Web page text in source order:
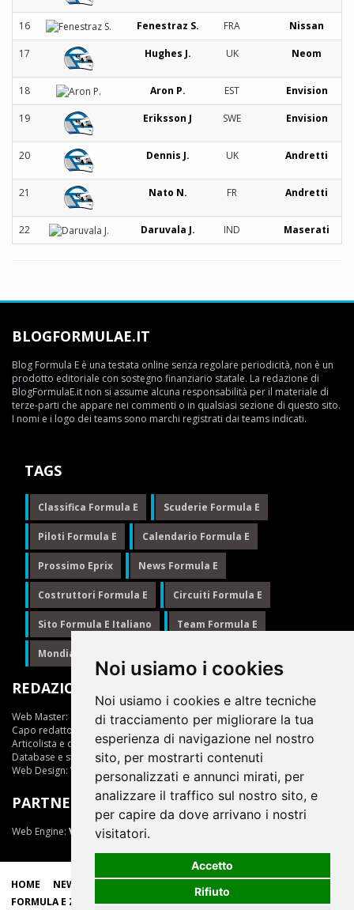
Noi usiamo i cookies
Noi usiamo i cookies e altre tecniche
di tracciamento per migliorare la tua
esperienza di navigazione nel nostro
sito, per mostrarti contenuti
personalizzati e annunci mirati, per
analizzare il traffico sul nostro sito, e
per capire da dove arrivano i nostri
visitatori.
Accetto
Rifiuto
16 Fenestraz S. FRA Nissan
17 Hughes J. UK Neom
18 Aron P. EST Envision
19 Eriksson J SWE Envision
20 Dennis J. UK Andretti
21 Nato N. FR Andretti
22 Daruvala J. IND Maserati
BLOGFORMULAE.IT
Blog Formula E è una testata online senza regolare periodicità, non è un
prodotto editoriale con sostegno finanziario statale. La redazione di
BlogFormulaE.it non si assume alcuna responsabilità per il materiale di
terze-parti che appare nei commenti o in qualsiasi sezione di questo sito.
I nomi e i logo dei teams sono marchi registrati dai teams indicati.
TAGS
Classifica Formula E Scuderie Formula E
Piloti Formula E Calendario Formula E
Prossimo Eprix News Formula E
Costruttori Formula E Circuiti Formula E
Sito Formula E Italiano Team Formula E
Mondiale Formula E
REDAZIONE
Web Master:
Ing.Daniele Muscarella
Capo redattore:
Articolista e opinionista:Giuseppe Cianci
Database e statistiche:Marcella Toschi
Web Design: Vittorio Arena
PARTNER
Web Engine: ViDa 3.0
HOME NEWS CLASSIFICHE
FORMULA E ZONE